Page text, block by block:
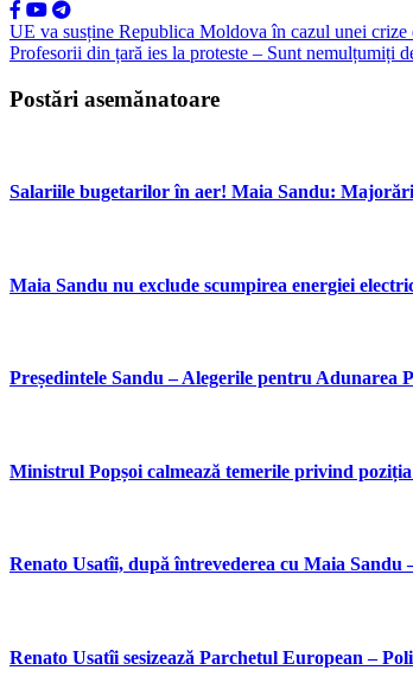
UE va susține Republica Moldova în cazul unei
Profesorii din țară ies la proteste – Sunt nemulțumiți
Postări asemănatoare
Salariile bugetarilor în aer! Maia Sandu:
Maia Sandu nu exclude scumpirea energiei
Președintele Sandu – Alegerile pentru Adunarea
Ministrul Popșoi calmează temerile privind
Renato Usatîi, după întrevederea cu Maia Sandu
Renato Usatîi sesizează Parchetul European –